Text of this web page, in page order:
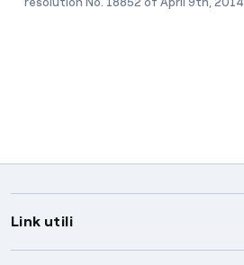
Link utili